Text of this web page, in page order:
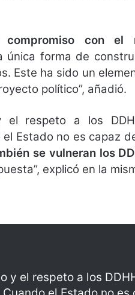
compromiso con el
única forma de
Este ha sido un
político”, añadió.
el respeto a los
Estado no es capaz
se vulneran los
explicó en la
y el respeto a los